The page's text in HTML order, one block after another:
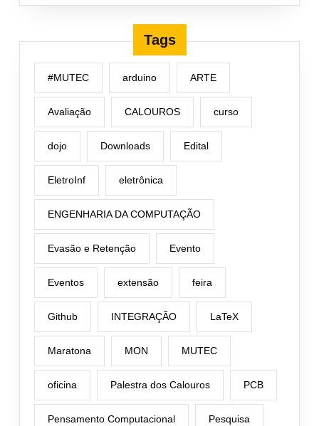
Tags
#MUTEC arduino ARTE
Avaliação CALOUROS curso
dojo Downloads Edital
EletroInf eletrônica
ENGENHARIA DA COMPUTAÇÃO
Evasão e Retenção Evento
Eventos extensão feira
Github INTEGRAÇÃO LaTeX
Maratona MON MUTEC
oficina Palestra dos Calouros PCB
Pensamento Computacional Pesquisa